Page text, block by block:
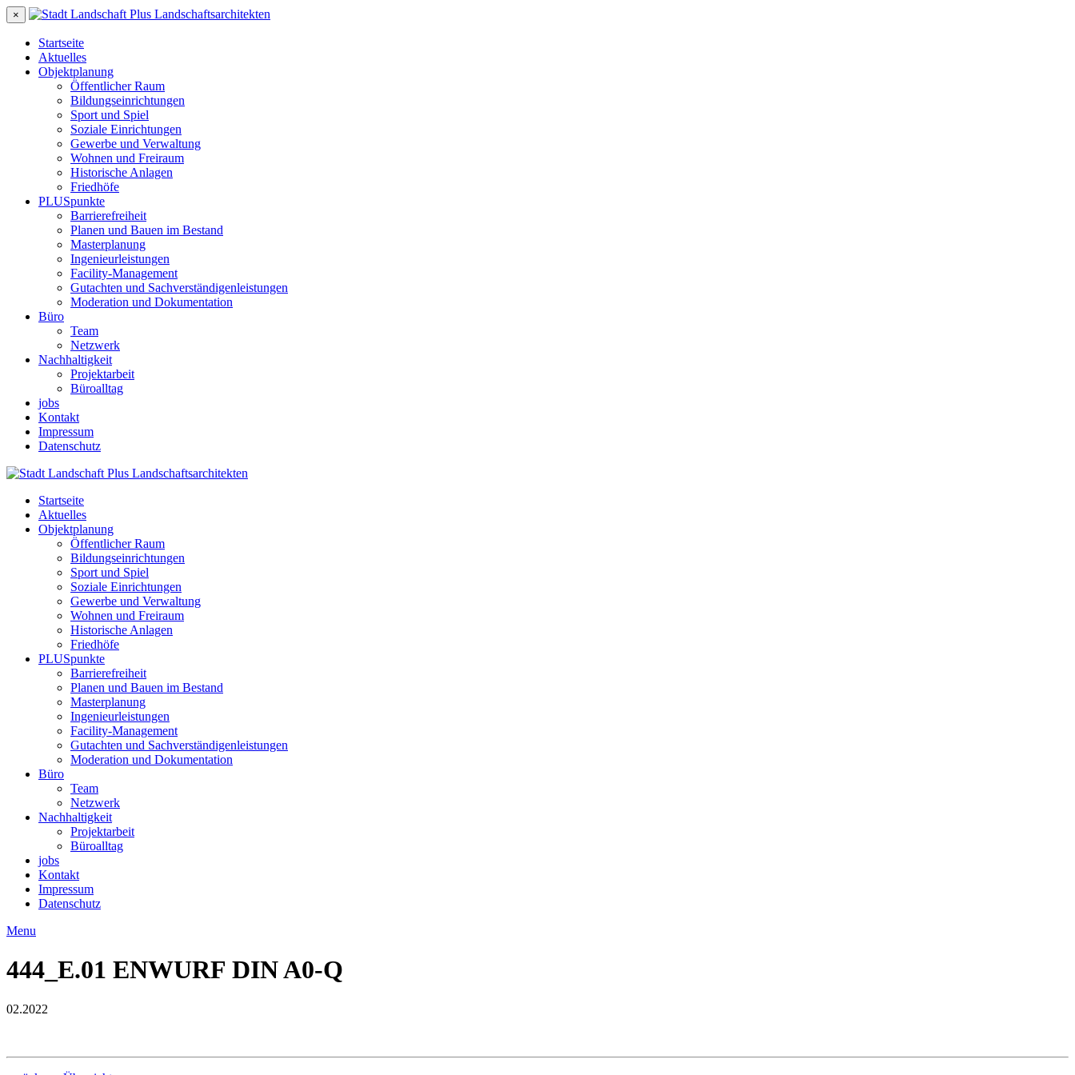
×
Startseite
Aktuelles
Objektplanung
Öffentlicher Raum
Bildungseinrichtungen
Sport und Spiel
Soziale Einrichtungen
Gewerbe und Verwaltung
Wohnen und Freiraum
Historische Anlagen
Friedhöfe
PLUSpunkte
Barrierefreiheit
Planen und Bauen im Bestand
Masterplanung
Ingenieurleistungen
Facility-Management
Gutachten und Sachverständigenleistungen
Moderation und Dokumentation
Büro
Team
Netzwerk
Nachhaltigkeit
Projektarbeit
Büroalltag
jobs
Kontakt
Impressum
Datenschutz
Startseite
Aktuelles
Objektplanung
Öffentlicher Raum
Bildungseinrichtungen
Sport und Spiel
Soziale Einrichtungen
Gewerbe und Verwaltung
Wohnen und Freiraum
Historische Anlagen
Friedhöfe
PLUSpunkte
Barrierefreiheit
Planen und Bauen im Bestand
Masterplanung
Ingenieurleistungen
Facility-Management
Gutachten und Sachverständigenleistungen
Moderation und Dokumentation
Büro
Team
Netzwerk
Nachhaltigkeit
Projektarbeit
Büroalltag
jobs
Kontakt
Impressum
Datenschutz
Menu
444_E.01 ENWURF DIN A0-Q
02.2022